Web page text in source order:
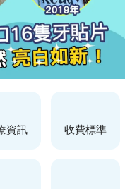
資訊 收費標準